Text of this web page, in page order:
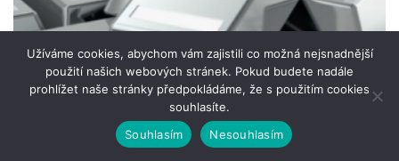
Užíváme cookies, abychom vám zajistili co možná nejsnadnější
použití našich webových stránek. Pokud budete nadále
prohlížet naše stránky předpokládáme, že s použitím cookies
souhlasíte.
Souhlasím
Nesouhlasím